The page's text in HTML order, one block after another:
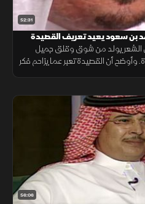
52:31
بن سعود يعيد تعريف القصيدة
الشعر يولد من شوق وقلق جميل
أن القصيدة تعبر عما يزاحم فكر
56:06